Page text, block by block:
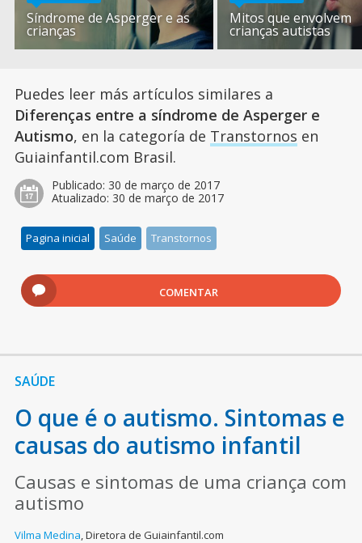
Síndrome de Asperger e as
crianças
Mitos que envolvem
crianças autistas
Puedes leer más artículos similares a
Diferenças entre a síndrome de Asperger e
Autismo, en la categoría de Transtornos en
Guiainfantil.com Brasil.
Publicado: 30 de março de 2017
Atualizado: 30 de março de 2017
Pagina inicial Saúde Transtornos
COMENTAR
SAÚDE
O que é o autismo. Sintomas e
causas do autismo infantil
Causas e sintomas de uma criança com
autismo
Vilma Medina,Diretora de Guiainfantil.com